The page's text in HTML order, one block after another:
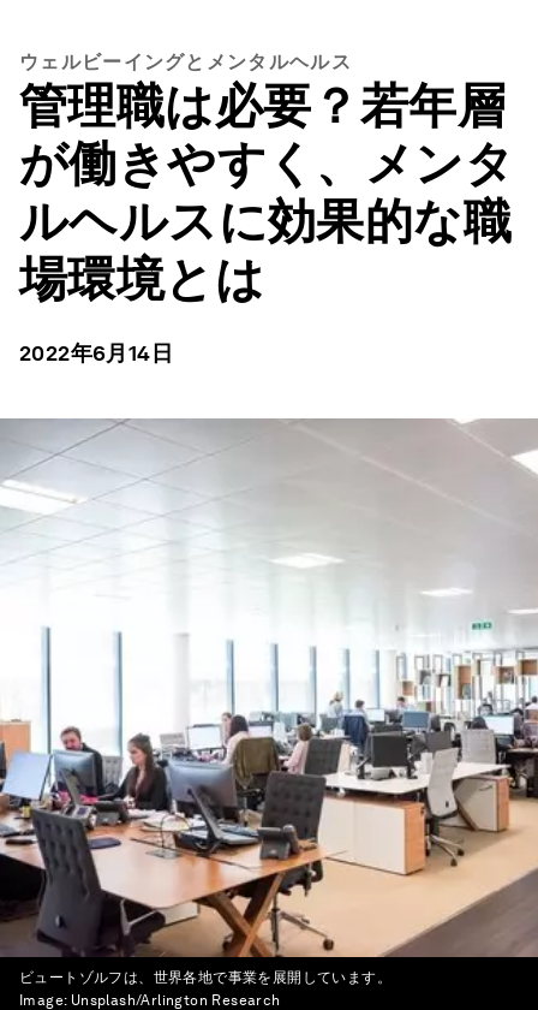
ウェルビーイングとメンタルヘルス
管理職は必要？若年層
が働きやすく、メンタ
ルヘルスに効果的な職
場環境とは
2022年6月14日
ビュートゾルフは、世界各地で事業を展開しています。
Image: Unsplash/Arlington Research